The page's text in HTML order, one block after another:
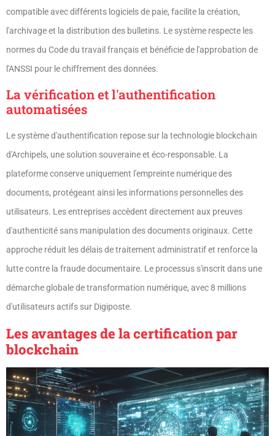
compatible avec différents logiciels de paie, facilite la création,
l'archivage et la distribution des bulletins. Le système respecte les
normes du Code du travail français et bénéficie de l'approbation de
l'ANSSI pour le chiffrement des données.
La vérification et l'authentification
automatisées
Le système d'authentification repose sur la technologie blockchain
d'Archipels, une solution souveraine et éco-responsable. La
plateforme conserve uniquement l'empreinte numérique des
documents, protégeant ainsi les informations personnelles des
utilisateurs. Les entreprises accèdent directement aux preuves
d'authenticité sans manipulation des documents originaux. Cette
approche réduit les délais de traitement administratif et renforce la
lutte contre la fraude documentaire. Le processus s'inscrit dans une
démarche globale de transformation numérique, avec 8 millions
d'utilisateurs actifs sur Digiposte.
Les avantages de la certification par
blockchain